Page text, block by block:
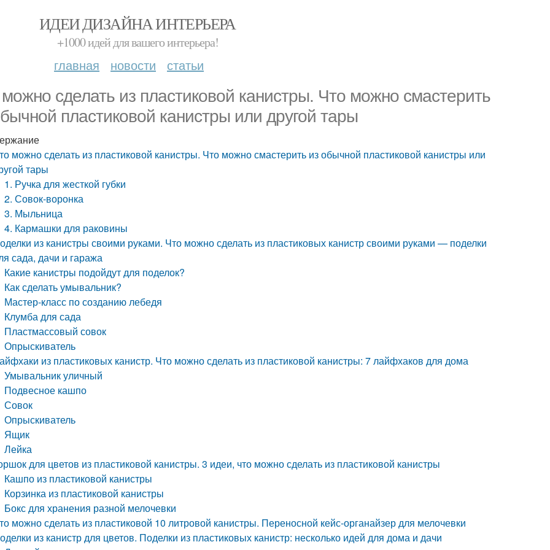
ИДЕИ ДИЗАЙНА ИНТЕРЬЕРА
+1000 идей для вашего интерьера!
главная новости статьи
сделать из пластиковой канистры. Что можно смастерить
пластиковой канистры или другой тары
можно сделать из пластиковой канистры. Что можно смастерить из обычной пластиковой канистры или
тары
1. Ручка для жесткой губки
2. Совок-воронка
3. Мыльница
4. Кармашки для раковины
из канистры своими руками. Что можно сделать из пластиковых канистр своими руками — поделки
сада, дачи и гаража
Какие канистры подойдут для поделок?
Как сделать умывальник?
Мастер-класс по созданию лебедя
Клумба для сада
Пластмассовый совок
Опрыскиватель
из пластиковых канистр. Что можно сделать из пластиковой канистры: 7 лайфхаков для дома
Умывальник уличный
Подвесное кашпо
Совок
Опрыскиватель
Ящик
Лейка
для цветов из пластиковой канистры. 3 идеи, что можно сделать из пластиковой канистры
Кашпо из пластиковой канистры
Корзинка из пластиковой канистры
Бокс для хранения разной мелочевки
можно сделать из пластиковой 10 литровой канистры. Переносной кейс-органайзер для мелочевки
из канистр для цветов. Поделки из пластиковых канистр: несколько идей для дома и дачи